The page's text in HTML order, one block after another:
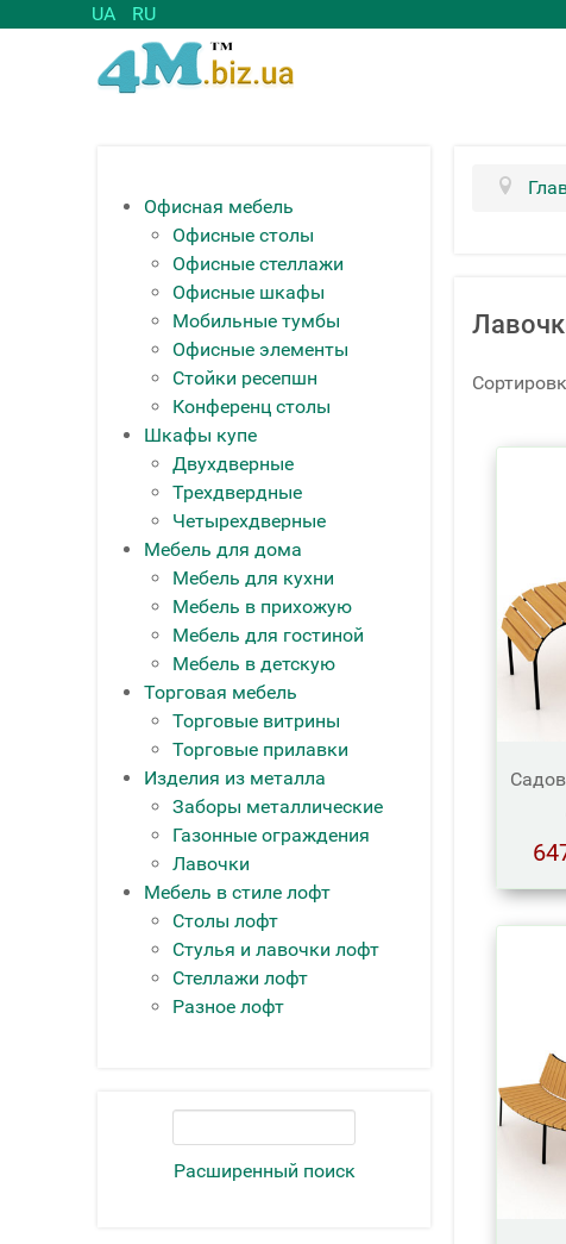
UA RU
Офисная мебель
Офисные столы
Офисные стеллажи
Офисные шкафы
Мобильные тумбы
Офисные элементы
Стойки ресепшн
Конференц столы
Шкафы купе
Двухдверные
Трехдвердные
Четырехдверные
Мебель для дома
Мебель для кухни
Мебель в прихожую
Мебель для гостиной
Мебель в детскую
Торговая мебель
Торговые витрины
Торговые прилавки
Изделия из металла
Заборы металлические
Газонные ограждения
Лавочки
Мебель в стиле лофт
Столы лофт
Стулья и лавочки лофт
Стеллажи лофт
Разное лофт
Расширенный поиск